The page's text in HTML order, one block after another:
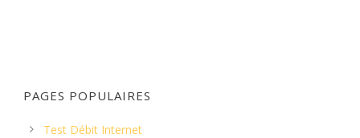
PAGES POPULAIRES
Test Débit Internet